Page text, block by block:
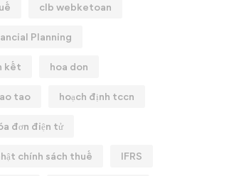
clb webketoan
Planning
kết hoa don
tao hoạch định tccn
đơn điện tử
chính sách thuế IFRS